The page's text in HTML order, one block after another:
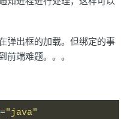
弹出框的加载。但绑定的事
前端难题。。。
="java"